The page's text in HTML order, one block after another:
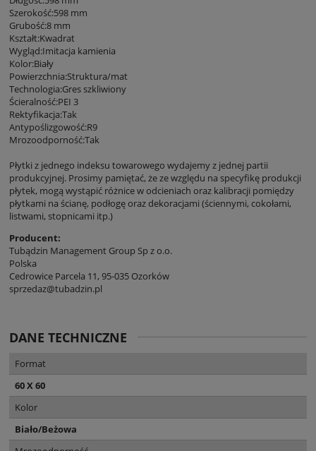
Szerokość:598 mm
Grubość:8 mm
Kształt:Kwadrat
Wygląd:Imitacja kamienia
Kolor:Biały
Powierzchnia:Struktura/mat
Technologia:Gres szkliwiony
Ścieralność:PEI 3
Rektyfikacja:Tak
Antypoślizgowość:R9
Mrozoodporność:Tak
Płytki z jednego indeksu towarowego wydajemy z jednej partii
produkcyjnej. Prosimy pamiętać, że ze względu na specyfikę produkcji
płytek, mogą wystąpić różnice w odcieniach oraz kalibracji pomiędzy
płytkami na ścianę, podłogę oraz dekoracjami (ściennymi, cokołami,
listwami, stopnicami itp.)
Producent:
Tubądzin Management Group Sp z o.o.
Polska
Cedrowice Parcela 11, 95-035 Ozorków
sprzedaz@tubadzin.pl
DANE TECHNICZNE
Format
60 X 60
Kolor
Biało/Beżowa